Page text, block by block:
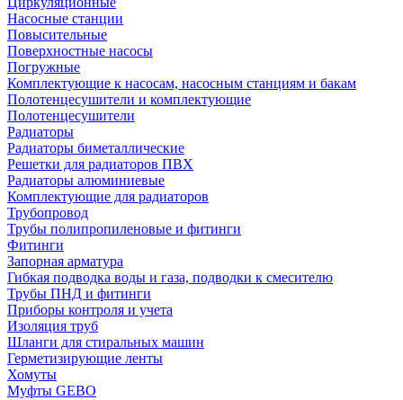
Насосные станции
Повысительные
Поверхностные насосы
Погружные
Комплектующие к насосам, насосным станциям и бакам
Полотенцесушители и комплектующие
Полотенцесушители
Радиаторы
Радиаторы биметаллические
Решетки для радиаторов ПВХ
Радиаторы алюминиевые
Комплектующие для радиаторов
Трубопровод
Трубы полипропиленовые и фитинги
Фитинги
Запорная арматура
Гибкая подводка воды и газа, подводки к смесителю
Трубы ПНД и фитинги
Приборы контроля и учета
Изоляция труб
Шланги для стиральных машин
Герметизирующие ленты
Хомуты
Муфты GEBO